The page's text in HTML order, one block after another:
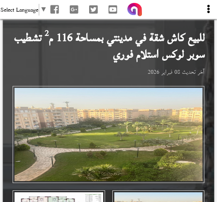
Select Language ▼
للبيع كاش شقة فيمدينتيبمساحة 116 م 2تشطيب
سوبر لوكس استلام فوري
آخر تحديث08 فبراير 2026